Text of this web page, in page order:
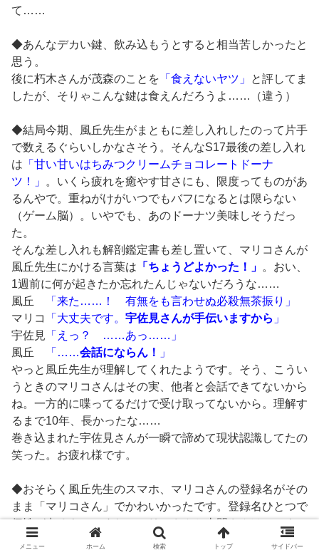
て……
◆あんなデカい鍵、飲み込もうとすると相当苦しかったと
思う。
後に朽木さんが茂森のことを 「食えないヤツ」
と評してま
したが、そりゃこんな鍵は食えんだろうよ……（違う）
◆結局今期、風丘先生がまともに差し入れしたのって片手
で数えるぐらいしかなさそう。そんなS17最後の差し入れ
は 「甘い甘いはちみつクリームチョコレートドーナ
ツ！」
。いくら疲れを癒やす甘さにも、限度ってものがあ
るんやで。重ねがけがいつでもバフになるとは限らない
（ゲーム脳）。いやでも、あのドーナツ美味しそうだっ
た。
そんな差し入れも解剖鑑定書も差し置いて、マリコさんが
風丘先生にかける言葉は 「ちょうどよかった！」 。おい、
1週前に何が起きたか忘れたんじゃないだろうな……
風丘
「来た……！ 有無をも言わせぬ必殺無茶振り」
マリコ
「大丈夫です。 宇佐見さんが手伝いますから 」
宇佐見 「えっ？ ……あっ……」
風丘
「……会話にならん！
」
やっと風丘先生が理解してくれたようです。そう、こうい
うときのマリコさんはその実、他者と会話できてないから
ね。一方的に喋ってるだけで受け取ってないから。理解す
るまで10年、長かったな……
巻き込まれた宇佐見さんが一瞬で諦めて現状認識してたの
笑った。お疲れ様です。
◆おそらく風丘先生のスマホ、マリコさんの登録名がその
まま「マリコさん」でかわいかったです。登録名ひとつで
個性が出るものですね。マリコさんと土門さんはフルネー
ム派だし。
メニュー ホーム 検索 トップ サイドバー